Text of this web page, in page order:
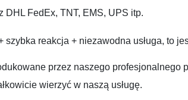
DHL FedEx, TNT, EMS, UPS itp.
szybka reakcja + niezawodna usługa, to
przez naszego profesjonalnego
wierzyć w naszą usługę.